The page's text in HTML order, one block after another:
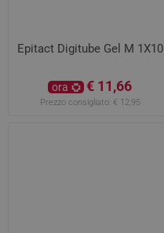
Epitact Digitube Gel M 1X10
ora € 11,66
Prezzo consigliato: € 12,95